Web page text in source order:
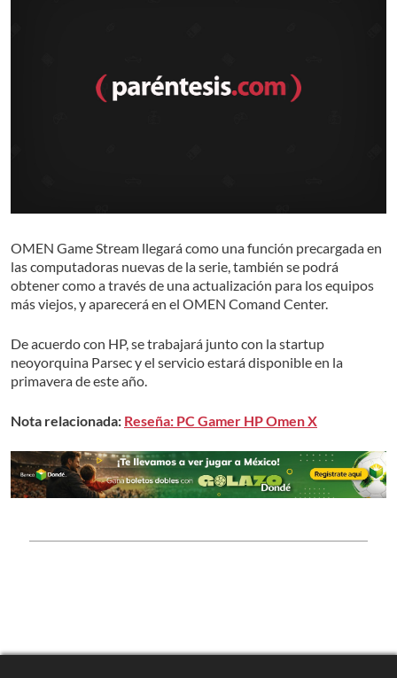
OMEN Game Stream llegará como una función precargada en
las computadoras nuevas de la serie, también se podrá
obtener como a través de una actualización para los equipos
más viejos, y aparecerá en el OMEN Comand Center.
De acuerdo con HP, se trabajará junto con la startup
neoyorquina Parsec y el servicio estará disponible en la
primavera de este año.
Nota relacionada: Reseña: PC Gamer HP Omen X